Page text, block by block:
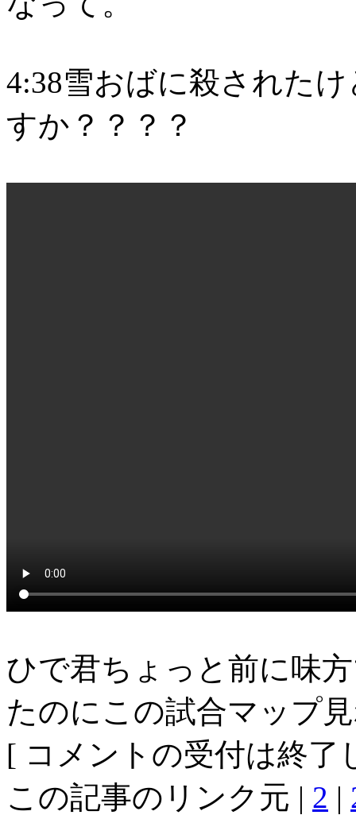
4:38雪おばに殺された
すか？？？？
ひで君ちょっと前に味
たのにこの試合マップ
[ コメントの受付は終了
この記事のリンク元 | 2 |